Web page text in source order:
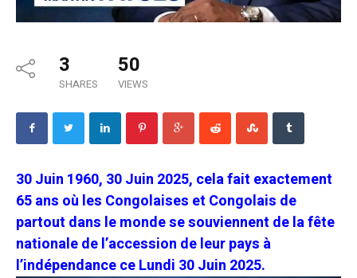
3
SHARES
50
VIEWS
30 Juin 1960, 30 Juin 2025, cela fait exactement
65 ans où les Congolaises et Congolais de
partout dans le monde se souviennent de la fête
nationale de l’accession de leur pays à
l’indépendance ce Lundi 30 Juin 2025.